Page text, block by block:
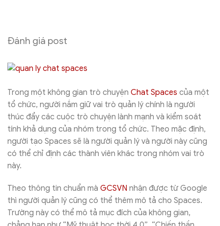
Đánh giá post
Trong một không gian trò chuyện Chat Spaces của một
tổ chức, người nắm giữ vai trò quản lý chính là người
thúc đẩy các cuộc trò chuyện lành mạnh và kiểm soát
tính khả dụng của nhóm trong tổ chức. Theo mặc định,
người tạo Spaces sẽ là người quản lý và người này cũng
có thể chỉ định các thành viên khác trong nhóm vai trò
này.
Theo thông tin chuẩn mà GCSVN nhận được từ Google
thì người quản lý cũng có thể thêm mô tả cho Spaces.
Trường này có thể mô tả mục đích của không gian,